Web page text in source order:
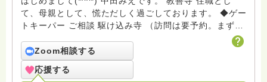
て、母親として、慌ただしく過ごしております。 ◆ゲー
トキーパー ご相談 駆け込み寺 （訪問は要予約。まずは
ターミナルケア、看取り、グリーフケア、希死念慮、自
死、産前産後うつ、育児、DV、デートDV、トラウマ、
PTSD、傾聴トレーナー、手話、要約筆記、行政相談
Zoom相談する
応援する